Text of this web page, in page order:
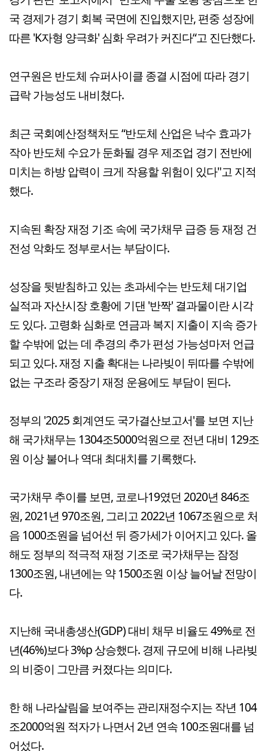
국 경제가 경기 회복 국면에 진입했지만, 편중 성장에
따른 'K자형 양극화' 심화 우려가 커진다“고 진단했다.
연구원은 반도체 슈퍼사이클 종결 시점에 따라 경기
급락 가능성도 내비쳤다.
최근 국회예산정책처도 “반도체 산업은 낙수 효과가
작아 반도체 수요가 둔화될 경우 제조업 경기 전반에
미치는 하방 압력이 크게 작용할 위험이 있다"고 지적
했다.
지속된 확장 재정 기조 속에 국가채무 급증 등 재정 건
전성 악화도 정부로서는 부담이다.
성장을 뒷받침하고 있는 초과세수는 반도체 대기업
실적과 자산시장 호황에 기댄 '반짝' 결과물이란 시각
도 있다. 고령화 심화로 연금과 복지 지출이 지속 증가
할 수밖에 없는 데 추경의 추가 편성 가능성마저 언급
되고 있다. 재정 지출 확대는 나라빚이 뒤따를 수밖에
없는 구조라 중장기 재정 운용에도 부담이 된다.
정부의 '2025 회계연도 국가결산보고서'를 보면 지난
해 국가채무는 1304조5000억원으로 전년 대비 129조
원 이상 불어나 역대 최대치를 기록했다.
국가채무 추이를 보면, 코로나19였던 2020년 846조
원, 2021년 970조원, 그리고 2022년 1067조원으로 처
음 1000조원을 넘어선 뒤 증가세가 이어지고 있다. 올
해도 정부의 적극적 재정 기조로 국가채무는 잠정
1300조원, 내년에는 약 1500조원 이상 늘어날 전망이
다.
지난해 국내총생산(GDP) 대비 채무 비율도 49%로 전
년(46%)보다 3%p 상승했다. 경제 규모에 비해 나라빚
의 비중이 그만큼 커졌다는 의미다.
한 해 나라살림을 보여주는 관리재정수지는 작년 104
조2000억원 적자가 나면서 2년 연속 100조원대를 넘
어섰다.